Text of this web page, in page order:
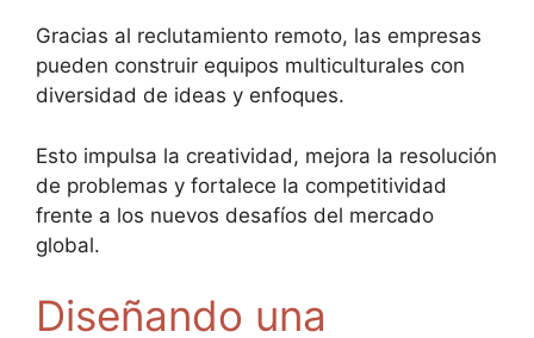
Gracias al reclutamiento remoto, las empresas
pueden construir equipos multiculturales con
diversidad de ideas y enfoques.
Esto impulsa la creatividad, mejora la resolución
de problemas y fortalece la competitividad
frente a los nuevos desafíos del mercado
global.
Diseñando una